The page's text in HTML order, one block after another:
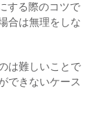
する際のコツで
合は無理をしな
は難しいことで
できないケース